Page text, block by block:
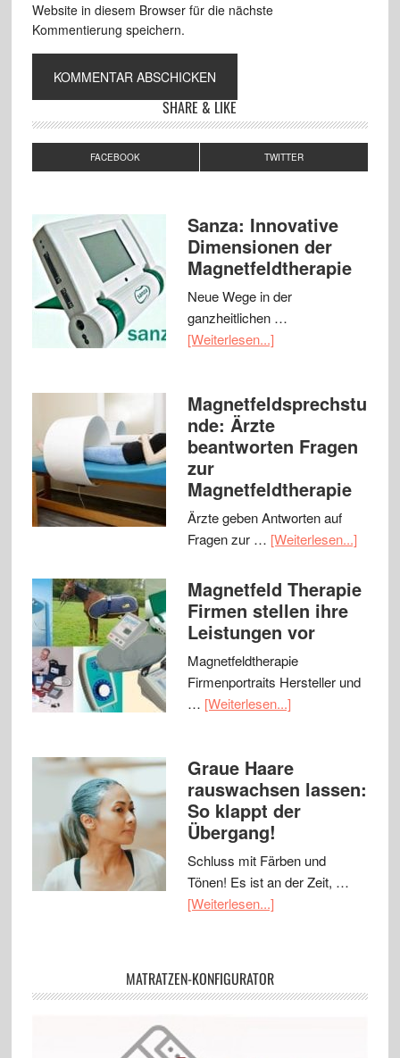
Website in diesem Browser für die nächste
Kommentierung speichern.
SHARE & LIKE
FACEBOOK TWITTER
Sanza: Innovative
Dimensionen der
Magnetfeldtherapie
Neue Wege in der
ganzheitlichen …
[Weiterlesen...]
Magnetfeldsprechstu
nde: Ärzte
beantworten Fragen
zur
Magnetfeldtherapie
Ärzte geben Antworten auf
Fragen zur … [Weiterlesen...]
Magnetfeld Therapie
Firmen stellen ihre
Leistungen vor
Magnetfeldtherapie
Firmenportraits Hersteller und
… [Weiterlesen...]
Graue Haare
rauswachsen lassen:
So klappt der
Übergang!
Schluss mit Färben und
Tönen! Es ist an der Zeit, …
[Weiterlesen...]
MATRATZEN-KONFIGURATOR